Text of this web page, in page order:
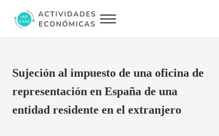
Actividades Económicas IAE CNAE
Menu
Sujeción al impuesto de una oficina de
representación en España de una
entidad residente en el extranjero